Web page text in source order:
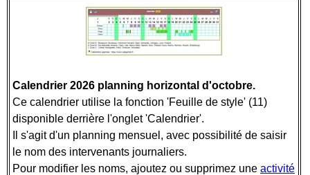
Calendrier 2026 planning horizontal d'octobre.
Ce calendrier utilise la fonction 'Feuille de style' (11)
disponible derrière l'onglet 'Calendrier'.
Il s'agit d'un planning mensuel, avec possibilité de saisir
le nom des intervenants journaliers.
Pour modifier les noms, ajoutez ou supprimez une activité